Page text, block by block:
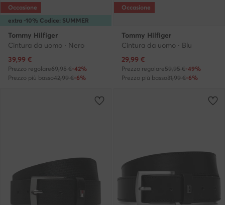
extra -10% Codice: SUMMER
Occasione
Tommy Hilfiger
Cintura da uomo · Nero
Prezzo attuale
39,99 €
Prezzo regolare69,95 €-42%
Prezzo più basso42,99 €-6%
Occasione
Tommy Hilfiger
Cintura da uomo · Blu
Prezzo attuale
29,99 €
Prezzo regolare59,95 €-49%
Prezzo più basso31,99 €-6%